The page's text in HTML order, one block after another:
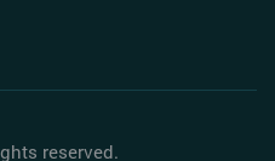
reserved.